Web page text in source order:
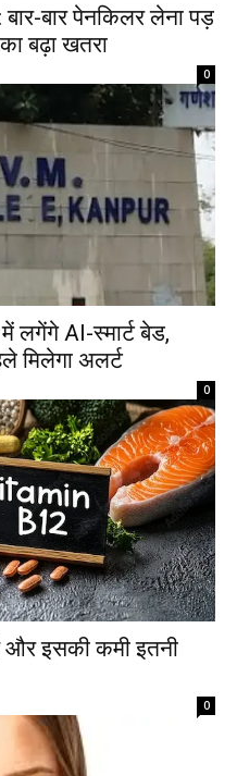
बार पेनकिलर लेना पड़
बढ़ा खतरा
0
लगेंगे AI-स्मार्ट बेड,
मिलेगा अलर्ट
0
इसकी कमी इतनी
0